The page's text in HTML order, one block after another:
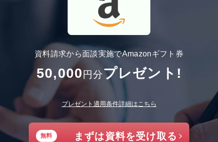
資料請求から面談実施でAmazonギフト券
50,000 円分プレゼント!
プレゼント適用条件詳細はこちら
無料 まずは資料を受け取る